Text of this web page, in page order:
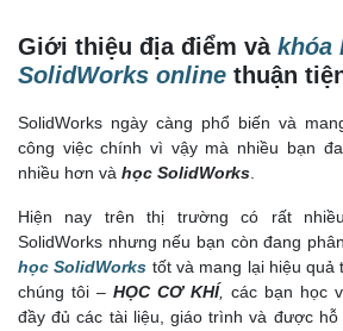
Giới thiệu địa điểm và khóa
SolidWorks online thuận
SolidWorks ngày càng phổ biến và
công việc chính vì vậy mà nhiều bạn
nhiều hơn và học SolidWorks.
Hiện nay trên thị trường có rất
SolidWorks nhưng nếu bạn còn đang
học SolidWorks tốt và mang lại hiệu
chúng tôi – HỌC CƠ KHÍ, các bạn học
đầy đủ các tài liệu, giáo trình và được